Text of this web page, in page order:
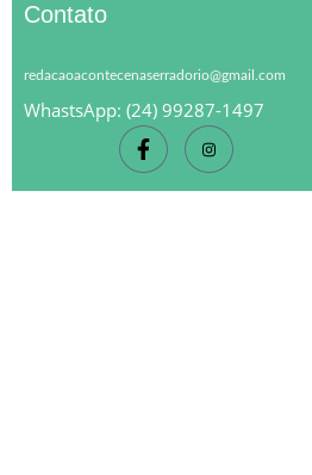
Contato
redacaoacontecenaserradorio@gmail.com
WhastsApp: (24) 99287-1497